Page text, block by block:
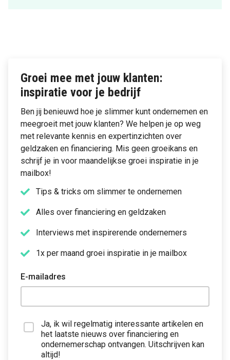
Groei mee met jouw klanten:
inspiratie voor je bedrijf
Ben jij benieuwd hoe je slimmer kunt ondernemen en
meegroeit met jouw klanten? We helpen je op weg
met relevante kennis en expertinzichten over
geldzaken en financiering. Mis geen groeikans en
schrijf je in voor maandelijkse groei inspiratie in je
mailbox!
Tips & tricks om slimmer te ondernemen
Alles over financiering en geldzaken
Interviews met inspirerende ondernemers
1x per maand groei inspiratie in je mailbox
E-mailadres
Ja, ik wil regelmatig interessante artikelen en
het laatste nieuws over financiering en
ondernemerschap ontvangen. Uitschrijven kan
altijd!